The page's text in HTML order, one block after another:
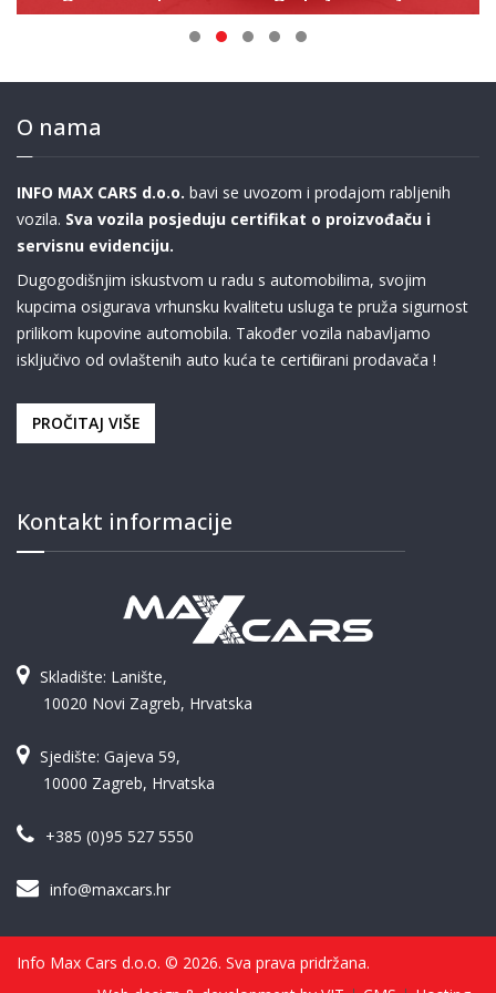
O nama
INFO MAX CARS d.o.o. bavi se uvozom i prodajom rabljenih
vozila. Sva vozila posjeduju certifikat o proizvođaču i
servisnu evidenciju.
Dugogodišnjim iskustvom u radu s automobilima, svojim
kupcima osigurava vrhunsku kvalitetu usluga te pruža sigurnost
prilikom kupovine automobila. Također vozila nabavljamo
isključivo od ovlaštenih auto kuća te certificirani prodavača !
PROČITAJ VIŠE
Kontakt informacije
Skladište: Lanište,
10020 Novi Zagreb, Hrvatska
Sjedište: Gajeva 59,
10000 Zagreb, Hrvatska
+385 (0)95 527 5550
info@maxcars.hr
Info Max Cars d.o.o. © 2026. Sva prava pridržana.